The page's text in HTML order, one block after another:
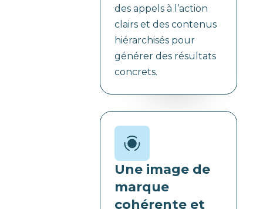
des appels à l’action
clairs et des contenus
hiérarchisés pour
générer des résultats
concrets.
Une image de
marque
cohérente et